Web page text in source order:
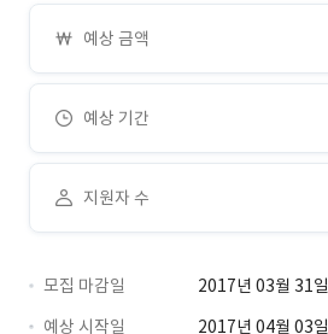
예상 금액
예상 기간
지원자 수
모집 마감일
2017년 03월 31일
예상 시작일
2017년 04월 03일